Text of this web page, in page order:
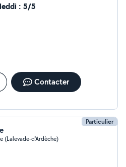
: 5/5
Contacter
Particulier
(Lalevade-d'Ardèche)